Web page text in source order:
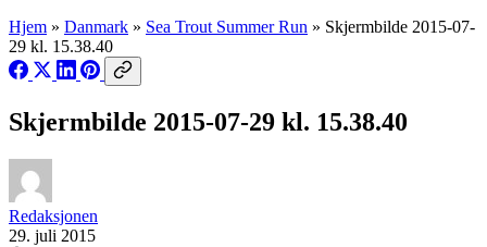
Hjem » Danmark » Sea Trout Summer Run » Skjermbilde 2015-07-
29 kl. 15.38.40
Skjermbilde 2015-07-29 kl. 15.38.40
Redaksjonen
29. juli 2015